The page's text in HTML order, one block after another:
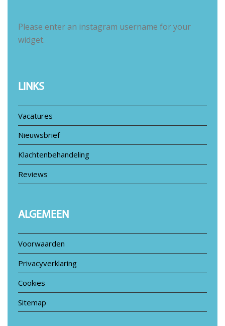
Please enter an instagram username for your
widget.
LINKS
Vacatures
Nieuwsbrief
Klachtenbehandeling
Reviews
ALGEMEEN
Voorwaarden
Privacyverklaring
Cookies
Sitemap